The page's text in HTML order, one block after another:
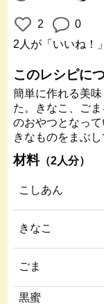
2
0
2人 が「いいね！
このレシピに
簡単に作れる美
た。きなこ、ご
のおやつとなっ
きなものをまぶ
材料（2人分）
こしあん
きなこ
ごま
黒蜜